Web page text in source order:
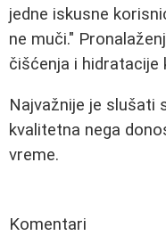
jedne iskusne
ne muči."
čišćenja i hidratacije
Najvažnije je slušati
kvalitetna nega
vreme.
Komentari